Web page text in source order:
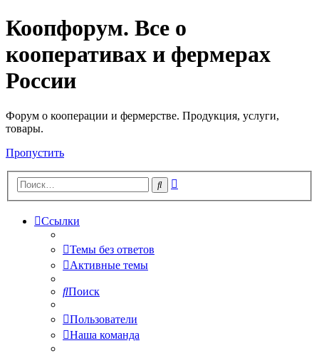
Коопфорум. Все о
кооперативах и фермерах
России
Форум о кооперации и фермерстве. Продукция, услуги,
товары.
Пропустить
Поиск
Ссылки
Темы без ответов
Активные темы
Поиск
Пользователи
Наша команда